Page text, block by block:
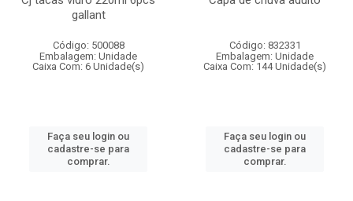
gallant
Código: 500088
Embalagem: Unidade
Caixa Com: 6 Unidade(s)
Faça seu login ou
cadastre-se para
comprar.
Código: 832331
Embalagem: Unidade
Caixa Com: 144 Unidade(s)
Faça seu login ou
cadastre-se para
comprar.